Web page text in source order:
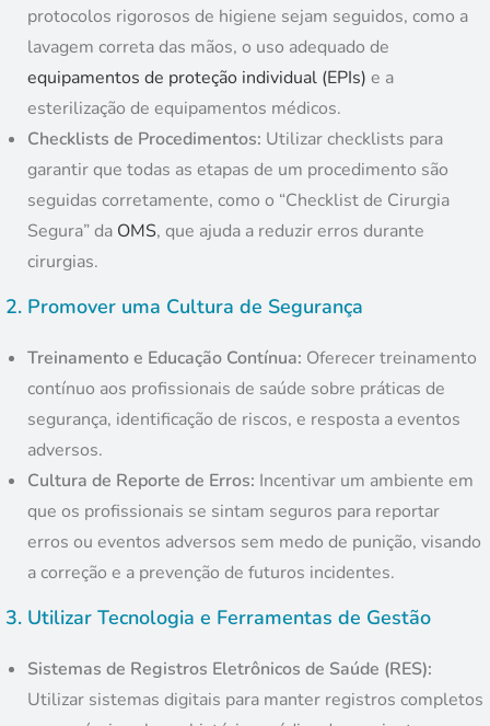
protocolos rigorosos de higiene sejam seguidos, como a
lavagem correta das mãos, o uso adequado de
equipamentos de proteção individual (EPIs) e a
esterilização de equipamentos médicos.
Checklists de Procedimentos: Utilizar checklists para
garantir que todas as etapas de um procedimento são
seguidas corretamente, como o “Checklist de Cirurgia
Segura” da OMS, que ajuda a reduzir erros durante
cirurgias.
2. Promover uma Cultura de Segurança
Treinamento e Educação Contínua: Oferecer treinamento
contínuo aos profissionais de saúde sobre práticas de
segurança, identificação de riscos, e resposta a eventos
adversos.
Cultura de Reporte de Erros: Incentivar um ambiente em
que os profissionais se sintam seguros para reportar
erros ou eventos adversos sem medo de punição, visando
a correção e a prevenção de futuros incidentes.
3. Utilizar Tecnologia e Ferramentas de Gestão
Sistemas de Registros Eletrônicos de Saúde (RES):
Utilizar sistemas digitais para manter registros completos